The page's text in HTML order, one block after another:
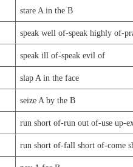
stare A in the B
speak well of-speak highly of-
speak ill of-speak evil of
slap A in the face
seize A by the B
run short of-run out of-use up-
run short of-fall short of-come